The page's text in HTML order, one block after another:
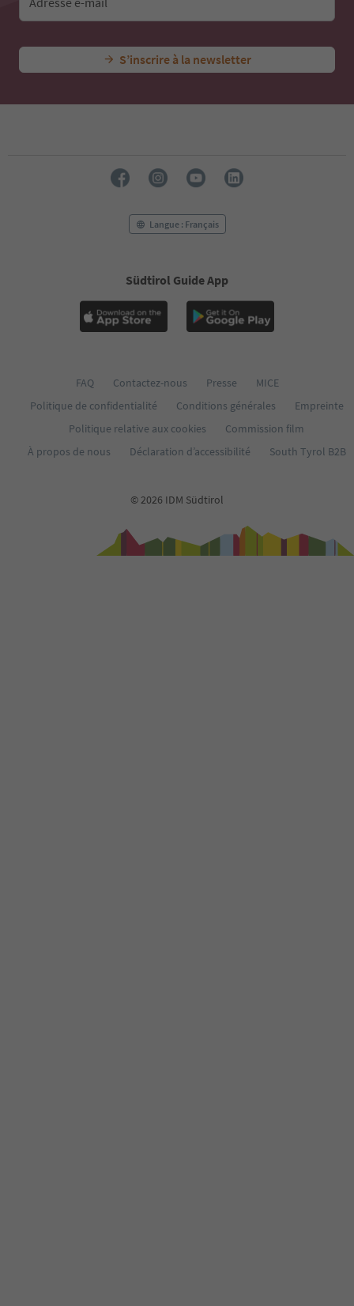
S’inscrire à la newsletter
Langue : Français
Südtirol Guide App
FAQ Contactez-nous Presse
MICE
Politique de confidentialité
Conditions générales
Empreinte
Politique relative aux cookies
Commission film
À propos de nous
Déclaration d’accessibilité South Tyrol B2B
© 2026 IDM Südtirol